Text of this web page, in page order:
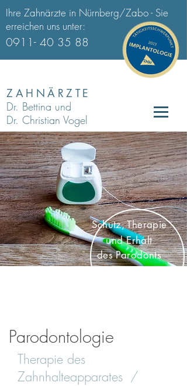
Ihre Zahnärzte in Nürnberg/Zabo - Sie
erreichen uns unter:
0911- 40 35 88
ZAHNÄRZTE
Dr. Bettina und
Dr. Christian Vogel
Schutz, Therapie
und Erhalt
des Parodonts
(Zahnhalteapparat)
Parodontologie
/
Therapie des
Zahnhalteapparates